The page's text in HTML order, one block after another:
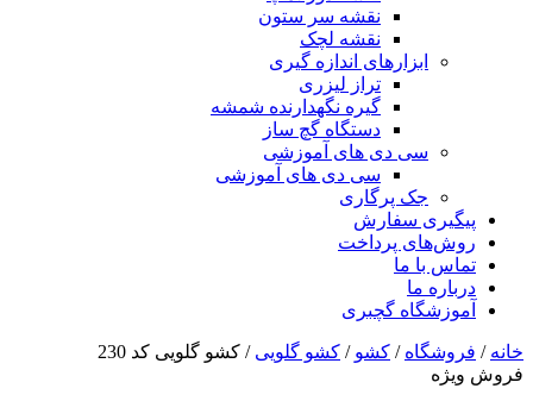
نقشه سر ستون
نقشه لچک
ابزارهای اندازه گیری
تراز لیزری
گیره نگهدارنده شمشه
دستگاه گچ ساز
سی دی های آموزشی
سی دی های آموزشی
جک پرگاری
پیگیری سفارش
روش‌های پرداخت
تماس با ما
درباره ما
آموزشگاه گچبری
خانه / فروشگاه / کشو / کشو گلویی / کشو گلویی کد 230
فروش ویژه